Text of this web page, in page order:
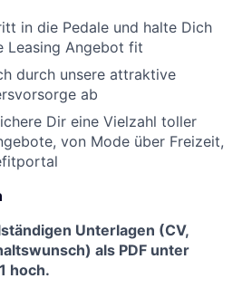
in die Pedale und halte Dich
Leasing Angebot fit
durch unsere attraktive
ab
Dir eine Vielzahl toller
von Mode über Freizeit,
Unterlagen (CV,
als PDF unter
hoch.